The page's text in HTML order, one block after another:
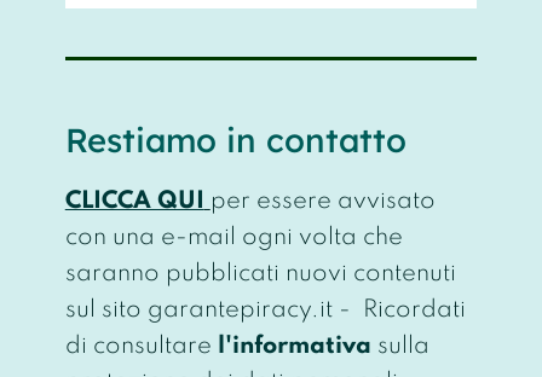
Restiamo in contatto
CLICCA QUI per essere avvisato
con una e-mail ogni volta che
saranno pubblicati nuovi contenuti
sul sito garantepiracy.it - Ricordati
di consultare l'informativa sulla